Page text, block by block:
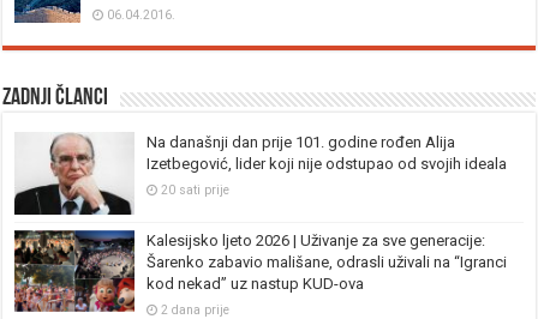
06.04.2016.
Zadnji članci
Na današnji dan prije 101. godine rođen Alija
Izetbegović, lider koji nije odstupao od svojih ideala
20 sati prije
Kalesijsko ljeto 2026 | Uživanje za sve generacije:
Šarenko zabavio mališane, odrasli uživali na “Igranci
kod nekad” uz nastup KUD-ova
2 dana prije